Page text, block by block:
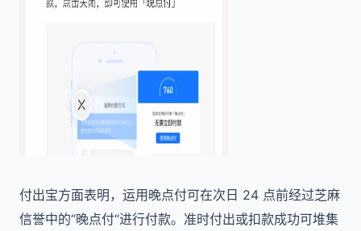
付出宝方面表明，运用晚点付可在次日 24 点前经过芝麻
信誉中的“晚点付“进行付款。准时付出或扣款成功可堆集